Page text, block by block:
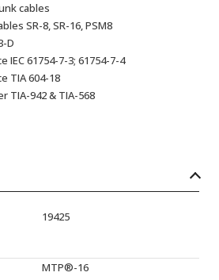
cables
SR-8, SR-16, PSM8
D
IEC 61754-7-3; 61754-7-4
TIA 604-18
TIA-942 & TIA-568
19425
MTP®-16